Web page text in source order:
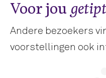
Voor jou getipt
Andere bezoekers
voorstellingen ook